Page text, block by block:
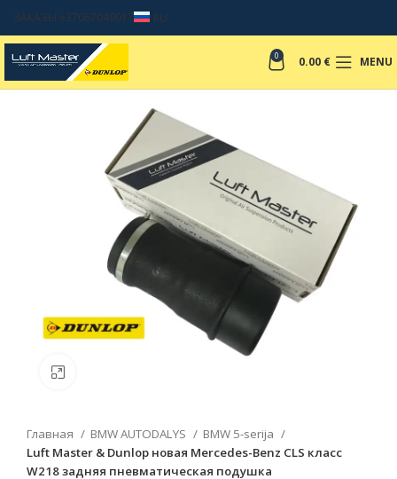
ЗАКАЗЫ +37067049017 RU
0 0.00 € MENU
Главная BMW AUTODALYS
BMW 5-serija
Luft Master & Dunlop новая Mercedes-Benz CLS класс
W218 задняя пневматическая подушка